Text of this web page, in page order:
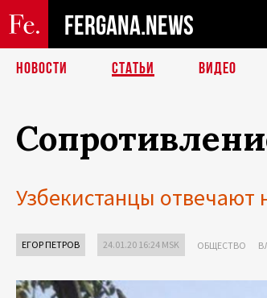
FERGANA.NEWS
НОВОСТИ СТАТЬИ ВИДЕО
Узбекистанцы
ЕГОР ПЕТРОВ 24.01.20 16:24 MSK ОБЩЕСТВО